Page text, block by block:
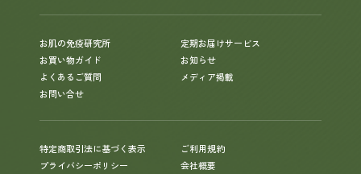
お肌の免疫研究所
定期お届けサービス
お買い物ガイド
お知らせ
よくあるご質問
メディア掲載
お問い合せ
特定商取引法に基づく表示
プライバシーポリシー
ご利用規約
会社概要